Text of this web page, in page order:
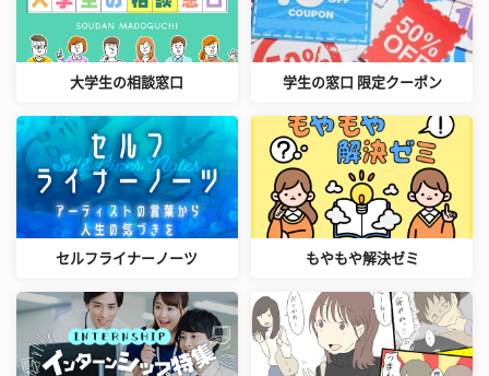
大学生の相談窓口 学生の窓口 限定クーポン
セルフライナーノーツ もやもや解決ゼミ